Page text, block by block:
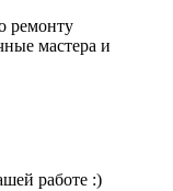
ремонту
мастера и
работе :)